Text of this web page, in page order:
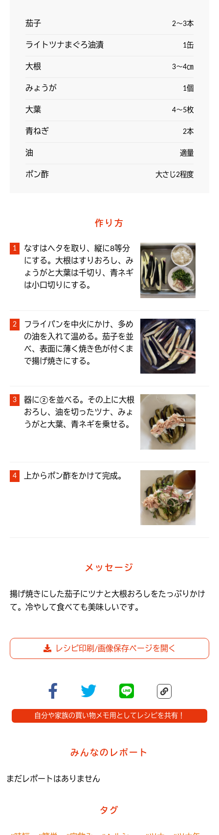
茄子 2～3本
ライトツナまぐろ油漬 1缶
大根 3～4㎝
みょうが 1個
大葉 4～5枚
青ねぎ 2本
油 適量
ポン酢 大さじ2程度
作り方
なすはヘタを取り、縦に8等分
にする。大根はすりおろし、み
ょうがと大葉は千切り、青ネギ
フライパンを中火にかけ、多め
の油を入れて温める。茄子を並
べ、表面に薄く焼き色が付くま
器に②を並べる。その上に大根
おろし、油を切ったツナ、みょ
メッセージ
揚げ焼きにした茄子にツナと大根おろしをたっぷりかけ
て。冷やして食べても美味しいです。
レシピ印刷/画像保存ページを開く
自分や家族の買い物メモ用としてレシピを共有！
みんなのレポート
まだレポートはありません
タグ